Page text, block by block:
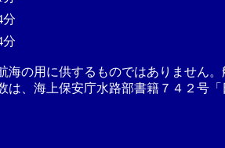
分
分
海の用に供するものではありません
は、海上保安庁水路部書籍７４２号